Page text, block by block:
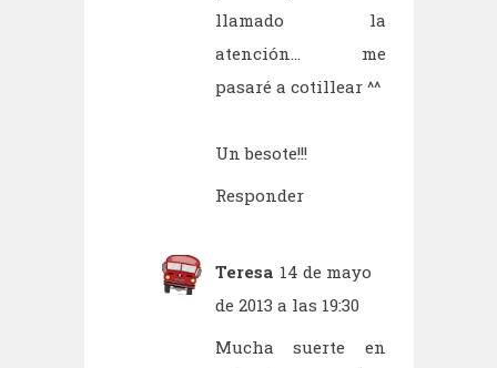
llamado la
atención... me
pasaré a cotillear ^^
Un besote!!!
Responder
Teresa 14 de mayo
de 2013 a las 19:30
Mucha suerte en